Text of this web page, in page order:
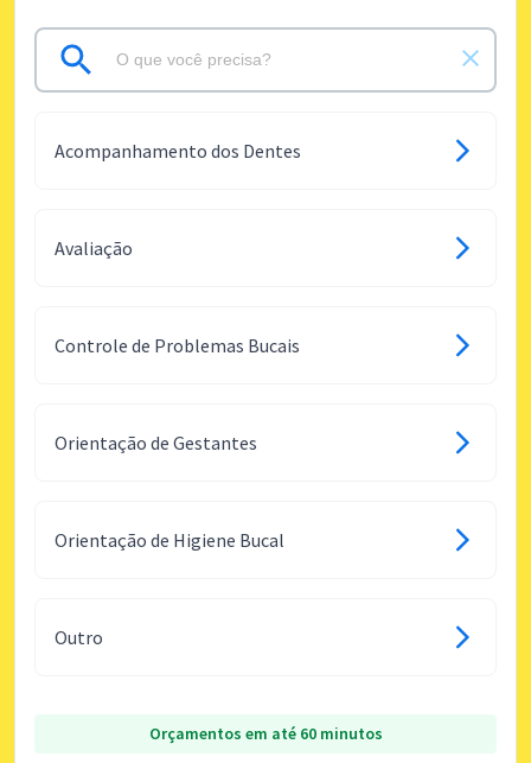
Acompanhamento dos Dentes
Avaliação
Controle de Problemas Bucais
Orientação de Gestantes
Orientação de Higiene Bucal
Outro
Orçamentos em até 60 minutos